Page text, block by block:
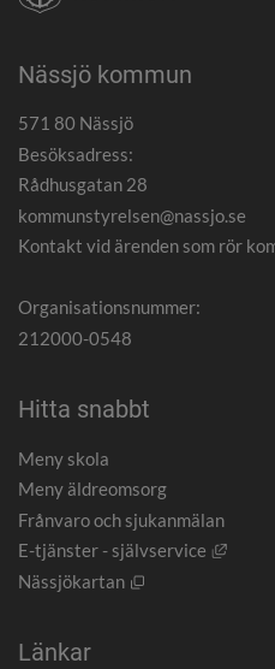
Nässjö kommun
571 80 Nässjö
Besöksadress:
Rådhusgatan 28
kommunstyrelsen@nassjo.se
Kontakt vid ärenden som rör
Organisationsnummer:
212000-0548
Hitta snabbt
Meny skola
Meny äldreomsorg
Frånvaro och sjukanmälan
E-tjänster - självservice
Länk
Nässjökartan
Öppnas i nytt
Länkar